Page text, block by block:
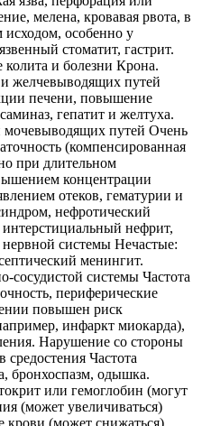
мелена, кровавая рвота, в
исходом, особенно у
стоматит, гастрит.
колита и болезни Крона.
желчевыводящих путей
печени, повышение
гепатит и желтуха.
путей Очень
(компенсированная
при длительном
концентрации
отеков, гематурии и
нефротический
нефрит,
системы Нечастые:
менингит.
сосудистой системы Частота
периферические
повышен риск
инфаркт миокарда),
Нарушение со стороны
Частота
бронхоспазм, одышка.
или гемоглобин (могут
(может увеличиваться)
крови (может снижаться)